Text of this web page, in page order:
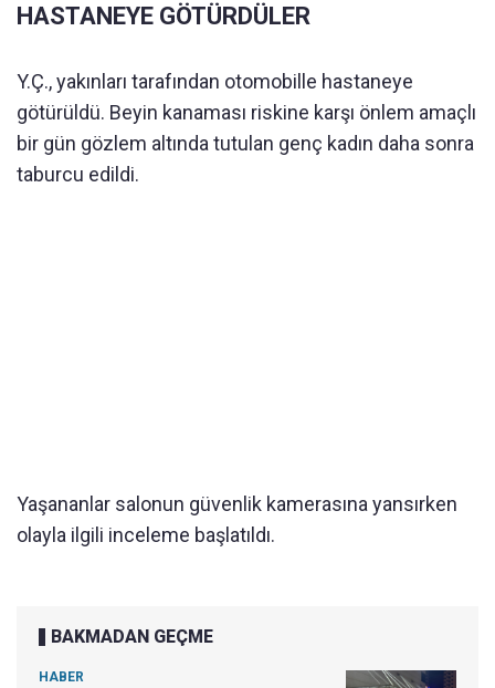
HASTANEYE GÖTÜRDÜLER
Y.Ç., yakınları tarafından otomobille hastaneye
götürüldü. Beyin kanaması riskine karşı önlem amaçlı
bir gün gözlem altında tutulan genç kadın daha sonra
taburcu edildi.
Yaşananlar salonun güvenlik kamerasına yansırken
olayla ilgili inceleme başlatıldı.
BAKMADAN GEÇME
HABER